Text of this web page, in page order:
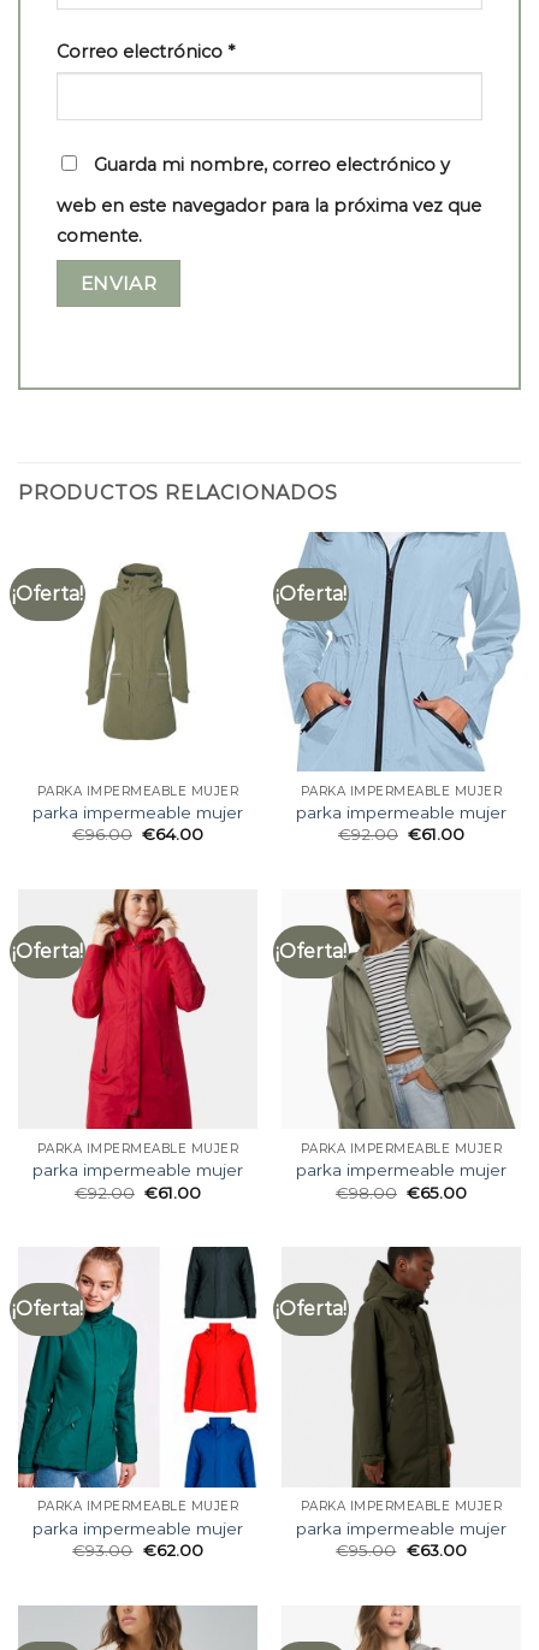
Correo electrónico *
Guarda mi nombre, correo electrónico y
web en este navegador para la próxima vez que
comente.
PRODUCTOS RELACIONADOS
¡Oferta!
PARKA IMPERMEABLE MUJER
parka impermeable mujer
€96.00 €64.00
¡Oferta!
PARKA IMPERMEABLE MUJER
parka impermeable mujer
€92.00 €61.00
¡Oferta!
PARKA IMPERMEABLE MUJER
parka impermeable mujer
€92.00 €61.00
¡Oferta!
PARKA IMPERMEABLE MUJER
parka impermeable mujer
€98.00 €65.00
¡Oferta!
PARKA IMPERMEABLE MUJER
parka impermeable mujer
€93.00 €62.00
¡Oferta!
PARKA IMPERMEABLE MUJER
parka impermeable mujer
€95.00 €63.00